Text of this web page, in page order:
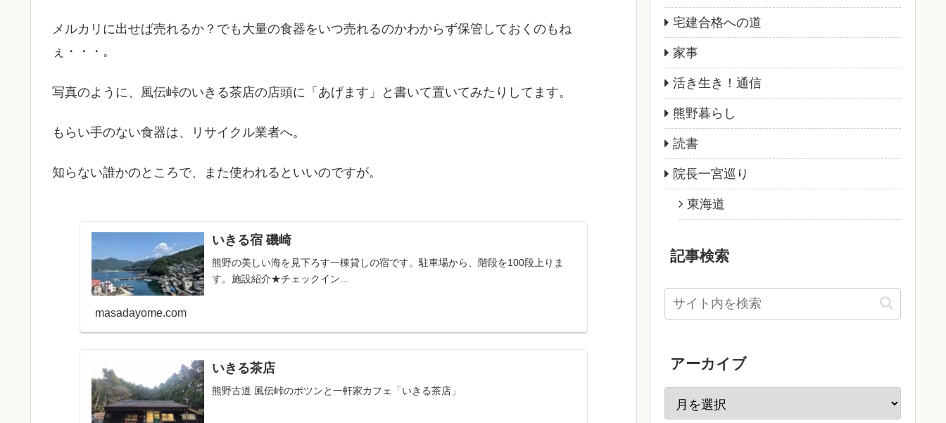
メルカリに出せば売れるか？でも大量の食器をいつ売れるのかわからず保管しておくのもね
ぇ・・・。
写真のように、風伝峠のいきる茶店の店頭に「あげます」と書いて置いてみたりしてます。
もらい手のない食器は、リサイクル業者へ。
知らない誰かのところで、また使われるといいのですが。
いきる宿 磯崎
熊野の美しい海を見下ろす一棟貸しの宿です。駐車場から、階段を100段上りま
す。施設紹介★チェックイン...
masadayome.com
いきる茶店
熊野古道 風伝峠のポツンと一軒家カフェ「いきる茶店」
宅建合格への道
家事
活き生き！通信
熊野暮らし
読書
院長一宮巡り
東海道
記事検索
アーカイブ